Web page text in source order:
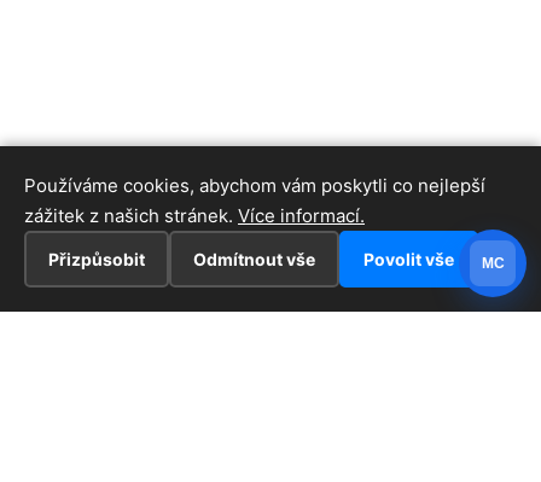
Používáme cookies, abychom vám poskytli co nejlepší
zážitek z našich stránek. Více informací.
Přizpůsobit Odmítnout vše Povolit vše MC